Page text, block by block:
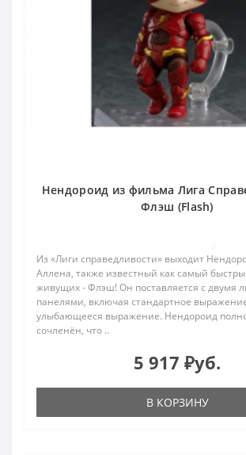
Нендороид из фильма Лига
Флэш (Flash)
Из «Лиги справедливости» выходит
Аллена, также известный как самый
живущих - Флэш! Он поставляется с двумя
панелями, включая стандартное
улыбающееся выражение. Нендороид
сочленён, что ..
5 917 ₽уб.
В КОРЗИНУ